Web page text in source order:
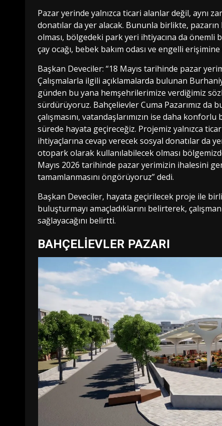
Pazar yerinde yalnızca ticari alanlar değil, aynı
donatılar da yer alacak. Bununla birlikte,
olması, bölgedeki park yeri ihtiyacına da önemli
çay ocağı, bebek bakım odası ve engelli
Başkan Deveciler: “18 Mayıs tarihinde pazar
Çalışmalarla ilgili açıklamalarda bulunan
günden bu yana hemşehrilerimize verdiğimiz
sürdürüyoruz. Bahçelievler Cuma Pazarımız da
çalışmasını, vatandaşlarımızın ise daha
sürede hayata geçireceğiz. Projemiz yalnızca
ihtiyaçlarına cevap verecek sosyal donatılar da
otopark olarak kullanılabilecek olması
Mayıs 2026 tarihinde pazar yerimizin ihalesini
tamamlanmasını öngörüyoruz” dedi.
Başkan Deveciler, hayata geçirilecek proje ile
buluşturmayı amaçladıklarını belirterek,
sağlayacağını belirtti.
BAHÇELİEVLER PAZARI